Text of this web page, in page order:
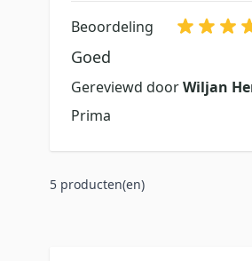
Beoordeling
Goed
Gereviewd doorWiljan
Prima
5 producten(en)